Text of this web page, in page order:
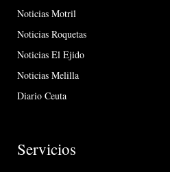
Noticias Motril
Noticias Roquetas
Noticias El Ejido
Noticias Melilla
Diario Ceuta
Servicios